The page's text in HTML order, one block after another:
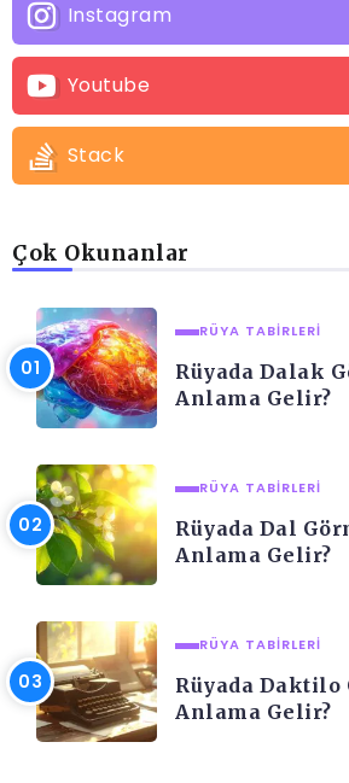
Instagram
Youtube
Stack
Çok Okunanlar
RÜYA TABIRLERI
Rüyada Dalak
Anlama Gelir?
RÜYA TABIRLERI
Rüyada Dal
Anlama Gelir?
RÜYA TABIRLERI
Rüyada Daktilo
Anlama Gelir?